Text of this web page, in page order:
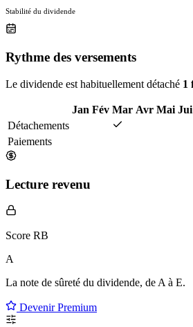
Stabilité du dividende
Rythme des versements
Le dividende est habituellement détaché 1
Jan Fév Mar Avr Mai Jui
Détachements
Paiements
Lecture revenu
Score RB
A
La note de sûreté du dividende, de A à E.
Devenir Premium